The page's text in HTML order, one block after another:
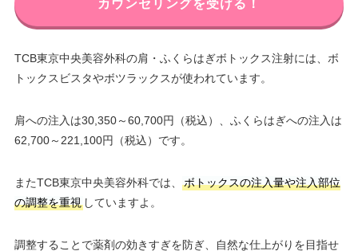
カウンセリングを受ける！
TCB東京中央美容外科の肩・ふくらはぎボトックス注射には、ボ
トックスビスタやボツラックスが使われています。
肩への注入は30,350～60,700円（税込）、ふくらはぎへの注入は
62,700～221,100円（税込）です。
またTCB東京中央美容外科では、
ボトックスの注入量や注入部位
の調整を重視していますよ。
調整することで薬剤の効きすぎを防ぎ、自然な仕上がりを目指せ